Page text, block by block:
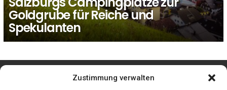
Zustimmung verwalten
Goldgrube für Reiche und
Spekulanten
facebook instagram